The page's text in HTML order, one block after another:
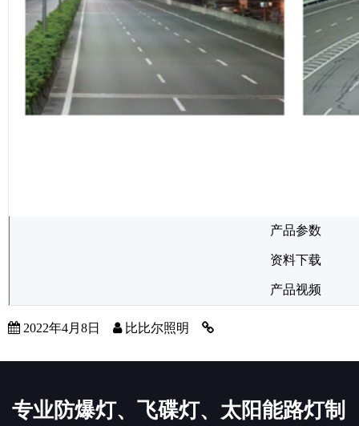
产品参数
资料下载
产品视频
2022年4月8日 比比尔照明
专业防爆灯、飞碟灯、太阳能路灯制